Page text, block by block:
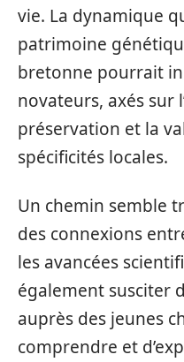
vie. La dynamique
patrimoine
bretonne pourrait
novateurs, axés sur
préservation et la
spécificités locales.
Un chemin semble
des connexions
les avancées
également susciter
auprès des jeunes
comprendre et